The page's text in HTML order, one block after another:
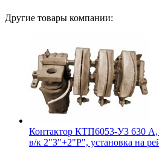
Другие товары компании:
Контактор КТП6053-У3 630
в/к 2"З"+2"Р", установка на